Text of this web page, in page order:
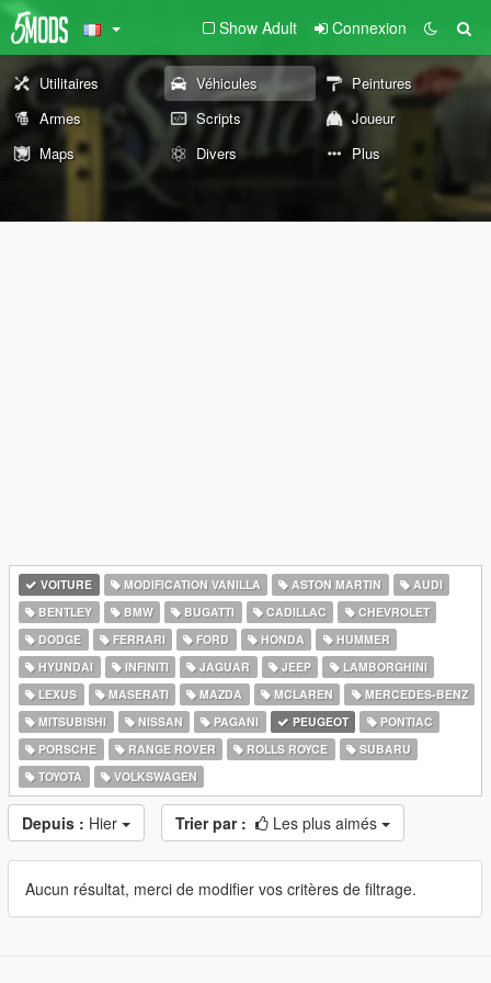
Show Adult Connexion
Utilitaires Véhicules
Peintures
Armes
Scripts
Joueur
Maps
Divers Plus
VOITURE MODIFICATION VANILLA ASTON MARTIN
AUDI
BENTLEY
BMW BUGATTI CADILLAC
CHEVROLET
DODGE
FERRARI FORD HONDA
HUMMER
HYUNDAI
INFINITI JAGUAR JEEP
LAMBORGHINI
LEXUS
MASERATI MAZDA MCLAREN
MERCEDES-BENZ
MITSUBISHI
NISSAN PAGANI PEUGEOT
PONTIAC
PORSCHE
RANGE ROVER ROLLS ROYCE
SUBARU
TOYOTA
VOLKSWAGEN
Depuis : Hier Trier par : Les plus aimés
Aucun résultat, merci de modifier vos critères de filtrage.